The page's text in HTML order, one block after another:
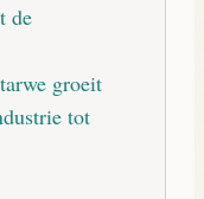
de
groeit
tot